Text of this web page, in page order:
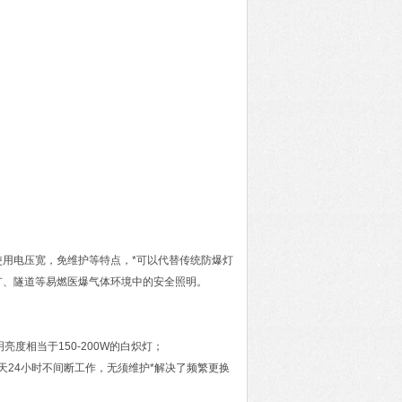
电压宽，免维护等特点，*可以代替传统防爆灯
隧道等易燃医爆气体环境中的安全照明。
度相当于150-200W的白炽灯；
小时不间断工作，无须维护*解决了频繁更换